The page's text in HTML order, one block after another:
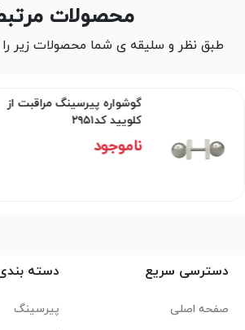
محصولات
طبق نظر و سلیقه ی شما محصولات زیر را
گوشواره پیرسینگ مراقبت از
کلویید کد۲۹۵۱
ناموجود
دسترسی سریع
صفحه اصلی
دسته
پیرسینگ